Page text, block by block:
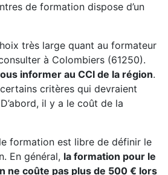
de formation dispose d’un
très large quant au formateur
à Colombiers (61250).
informer au CCI de la région.
critères qui devraient
il y a le coût de la
formation est libre de définir le
En général, la formation pour le
ne coûte pas plus de 500 € lors